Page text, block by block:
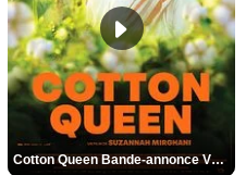
Cotton Queen Bande-annonce VO STFR